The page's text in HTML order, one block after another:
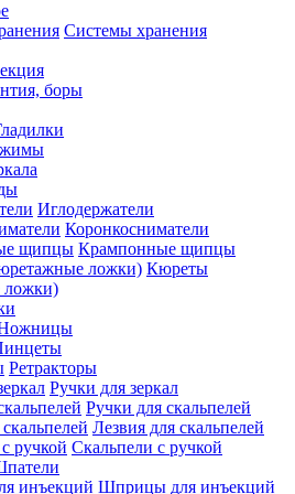
Системы хранения
боры
Иглодержатели
Коронкосниматели
Крампонные щипцы
Кюреты
ложки)
Ретракторы
Ручки для зеркал
Ручки для скальпелей
Лезвия для скальпелей
Скальпели с ручкой
Шприцы для инъекций